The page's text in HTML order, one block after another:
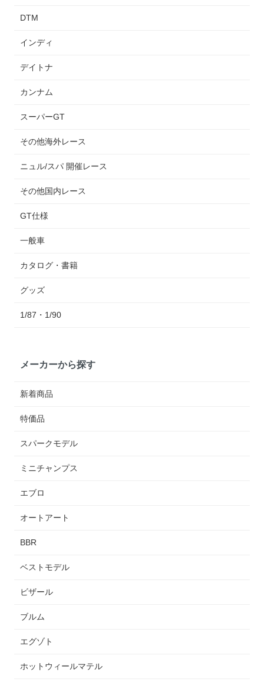
DTM
インディ
デイトナ
カンナム
スーパーGT
その他海外レース
ニュル/スパ 開催レース
その他国内レース
GT仕様
一般車
カタログ・書籍
グッズ
1/87・1/90
メーカーから探す
新着商品
特価品
スパークモデル
ミニチャンプス
エブロ
オートアート
BBR
ベストモデル
ビザール
ブルム
エグゾト
ホットウィールマテル